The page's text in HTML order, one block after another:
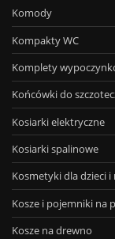
Komody
Kompakty WC
Komplety
Końcówki do
Kosiarki elektryczne
Kosiarki spalinowe
Kosmetyki dla dzieci
Kosze i pojemniki na
Kosze na drewno